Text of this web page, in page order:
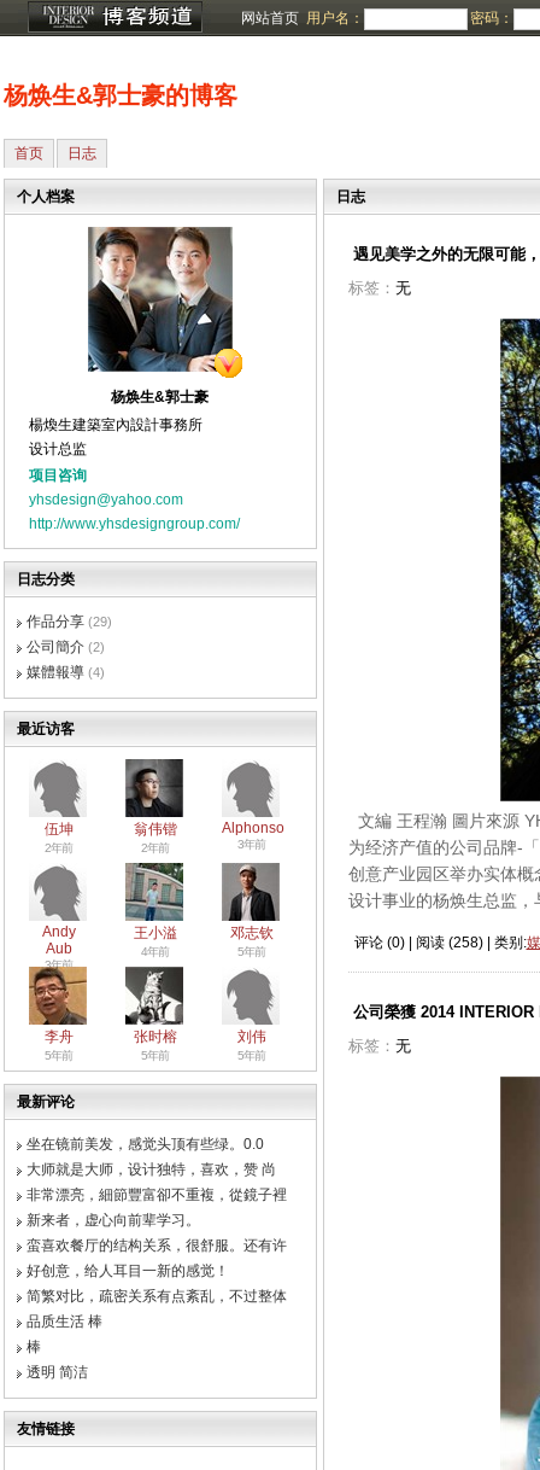
网站首页 用户名： 密码：
杨焕生&郭士豪的博客
首页 日志
个人档案
杨焕生&郭士豪
楊煥生建築室內設計事務所
设计总监
项目咨询
yhsdesign@yahoo.com
http://www.yhsdesigngroup.com/
日志分类
作品分享 (29)
公司簡介 (2)
媒體報導 (4)
最近访客
伍坤
2年前
翁伟锴
2年前
Alphonso
3年前
Andy
Aub
3年前
王小溢
4年前
邓志钦
5年前
李舟
5年前
张时榕
5年前
刘伟
5年前
最新评论
坐在镜前美发，感觉头顶有些绿。0.0
大师就是大师，设计独特，喜欢，赞 尚
非常漂亮，細節豐富卻不重複，從鏡子裡
新来者，虚心向前辈学习。
蛮喜欢餐厅的结构关系，很舒服。还有许
好创意，给人耳目一新的感觉！
简繁对比，疏密关系有点紊乱，不过整体
品质生活 棒
棒
透明 简洁
友情链接
日志
遇见美学之外的无限可能
标签： 无
文編 王程瀚 圖片來源
为经济产值的公司品牌-
创意产业园区举办实体
设计事业的杨焕生总监，
评论 (0) | 阅读 (258) | 类别:
公司榮獲 2014
标签： 无